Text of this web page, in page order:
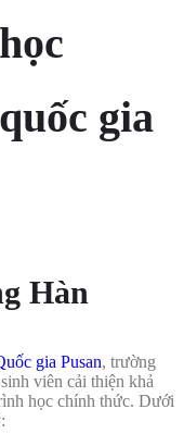
gia
Hàn
gia Pusan, trường
viên cải thiện khả
học chính thức. Dưới